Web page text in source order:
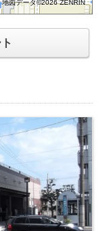
地図データ©2026 ZENRIN